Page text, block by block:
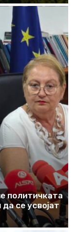
политичката
се усвојат